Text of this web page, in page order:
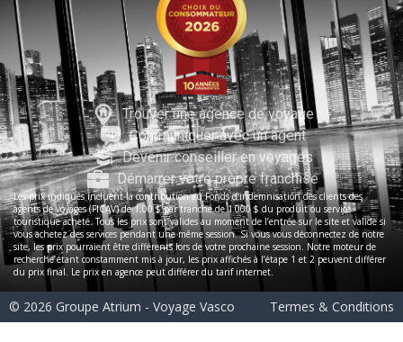
Trouver une agence de voyage
Communiquer avec un agent
Devenir conseiller en voyages
Démarrer votre propre franchise
Les prix indiqués incluent la contribution au Fonds d’indemnisation des clients des
agents de voyages (FICAV) de 1,00 $ par tranche de 1 000 $ du produit ou service
touristique acheté. Tous les prix sont valides au moment de l’entrée sur le site et valide si
vous achetez des services pendant une même session. Si vous vous déconnectez de notre
site, les prix pourraient être différents lors de votre prochaine session. Notre moteur de
recherche étant constamment mis à jour, les prix affichés à l’étape 1 et 2 peuvent différer
du prix final. Le prix en agence peut différer du tarif internet.
© 2026 Groupe Atrium - Voyage Vasco Termes & Conditions